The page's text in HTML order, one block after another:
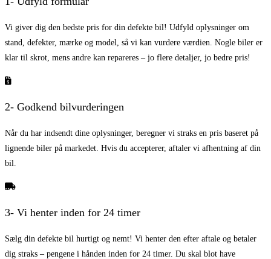
Vi giver dig den bedste pris for din defekte bil! Udfyld oplysninger om
stand, defekter, mærke og model, så vi kan vurdere værdien. Nogle biler er
klar til skrot, mens andre kan repareres – jo flere detaljer, jo bedre pris!
2- Godkend bilvurderingen
Når du har indsendt dine oplysninger, beregner vi straks en pris baseret på
lignende biler på markedet. Hvis du accepterer, aftaler vi afhentning af din
bil.
3- Vi henter inden for 24 timer
Sælg din defekte bil hurtigt og nemt! Vi henter den efter aftale og betaler
dig straks – pengene i hånden inden for 24 timer. Du skal blot have